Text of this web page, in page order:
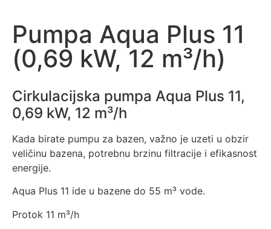
Pumpa Aqua Plus 11
(0,69 kW, 12 m³/h)
Cirkulacijska pumpa Aqua Plus 11,
0,69 kW, 12 m³/h
Kada birate pumpu za bazen, važno je uzeti u obzir
veličinu bazena, potrebnu brzinu filtracije i efikasnost
energije.
Aqua Plus 11 ide u bazene do 55 m³ vode.
Protok 11 m³/h